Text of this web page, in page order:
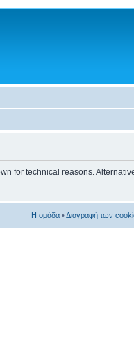
for technical reasons.
Η ομάδα •Διαγραφή των